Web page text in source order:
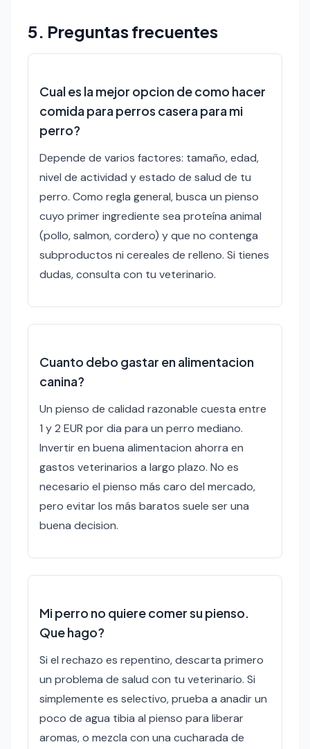
5. Preguntas frecuentes
Cual es la mejor opcion de como hacer
comida para perros casera para mi
perro?
Depende de varios factores: tamaño, edad,
nivel de actividad y estado de salud de tu
perro. Como regla general, busca un pienso
cuyo primer ingrediente sea proteína animal
(pollo, salmon, cordero) y que no contenga
subproductos ni cereales de relleno. Si tienes
dudas, consulta con tu veterinario.
Cuanto debo gastar en alimentacion
canina?
Un pienso de calidad razonable cuesta entre
1 y 2 EUR por dia para un perro mediano.
Invertir en buena alimentacion ahorra en
gastos veterinarios a largo plazo. No es
necesario el pienso más caro del mercado,
pero evitar los más baratos suele ser una
buena decision.
Mi perro no quiere comer su pienso.
Que hago?
Si el rechazo es repentino, descarta primero
un problema de salud con tu veterinario. Si
simplemente es selectivo, prueba a anadir un
poco de agua tibia al pienso para liberar
aromas, o mezcla con una cucharada de